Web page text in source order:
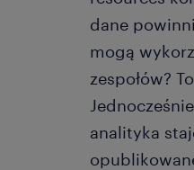
dane
mogą
zespołów?
analityka